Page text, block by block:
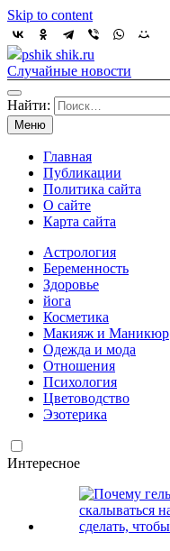
Skip to content
pshik shik.ru
Случайные новости
Найти:
Меню
Главная
Публикации
Политика сайта
О сайте
Карта сайта
Астрология
Беременность
Здоровье
йога
Косметика
Макияж и Маникюр
Одежда и мода
Отношения
Психология
Цветоводство
Эзотерика
Интересное